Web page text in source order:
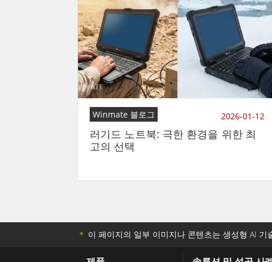
Winmate 블로그 2026-01-12
러기드 노트북: 극한 환경을 위한 최
고의 선택
＊ 이 페이지의 일부 이미지나 콘텐츠는 생성형 AI